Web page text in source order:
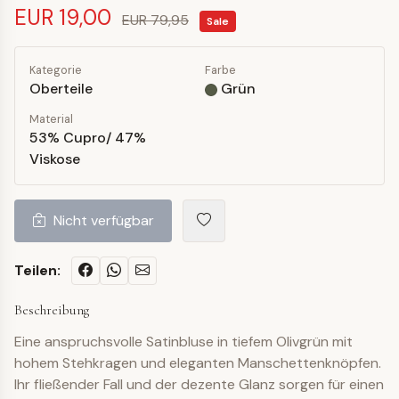
EUR 19,00 EUR 79,95 Sale
Kategorie
Oberteile
Farbe
Grün
Material
53% Cupro/ 47%
Viskose
Nicht verfügbar
Teilen:
Beschreibung
Eine anspruchsvolle Satinbluse in tiefem Olivgrün mit
hohem Stehkragen und eleganten Manschettenknöpfen.
Ihr fließender Fall und der dezente Glanz sorgen für einen